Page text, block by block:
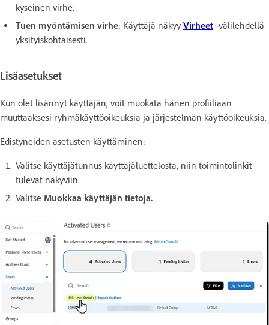
kyseinen virhe.
Tuen myöntämisen virhe: Käyttäjä näkyy Virheet -välilehdellä
yksityiskohtaisesti.
Lisäasetukset
Kun olet lisännyt käyttäjän, voit muokata hänen profiiliaan
muuttaaksesi ryhmäkäyttöoikeuksia ja järjestelmän käyttöoikeuksia.
Edistyneiden asetusten käyttäminen:
Valitse käyttäjätunnus käyttäjäluettelosta, niin toimintolinkit
tulevat näkyviin.
Valitse Muokkaa käyttäjän tietoja.